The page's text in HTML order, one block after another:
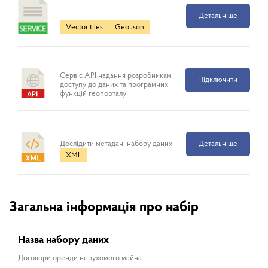
Vector tiles GeoJson
Детальніше
Сервіс API надання розробникам
доступу до даних та програмних
функцій геопорталу
Підключити
Дослідити метадані набору даних
XML
Детальніше
Загальна інформація про набір
Назва набору даних
Договори оренди нерухомого майна